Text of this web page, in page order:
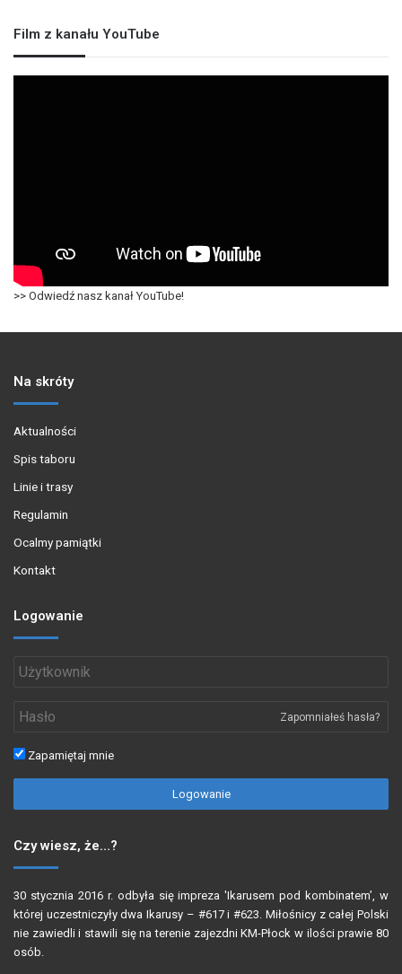
Film z kanału YouTube
>> Odwiedź nasz kanał YouTube!
Na skróty
Aktualności
Spis taboru
Linie i trasy
Regulamin
Ocalmy pamiątki
Kontakt
Logowanie
Zapomniałeś hasła?
Zapamiętaj mnie
Logowanie
Czy wiesz, że…?
30 stycznia 2016 r. odbyła się impreza 'Ikarusem pod kombinatem’, w
której uczestniczyły dwa Ikarusy – #617 i #623. Miłośnicy z całej Polski
nie zawiedli i stawili się na terenie zajezdni KM-Płock w ilości prawie 80
osób.